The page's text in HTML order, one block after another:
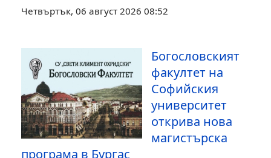
Четвъртък, 06 август 2026 08:52
Богословският
факултет на
Софийския
университет
открива нова
магистърска
програма в Бургас